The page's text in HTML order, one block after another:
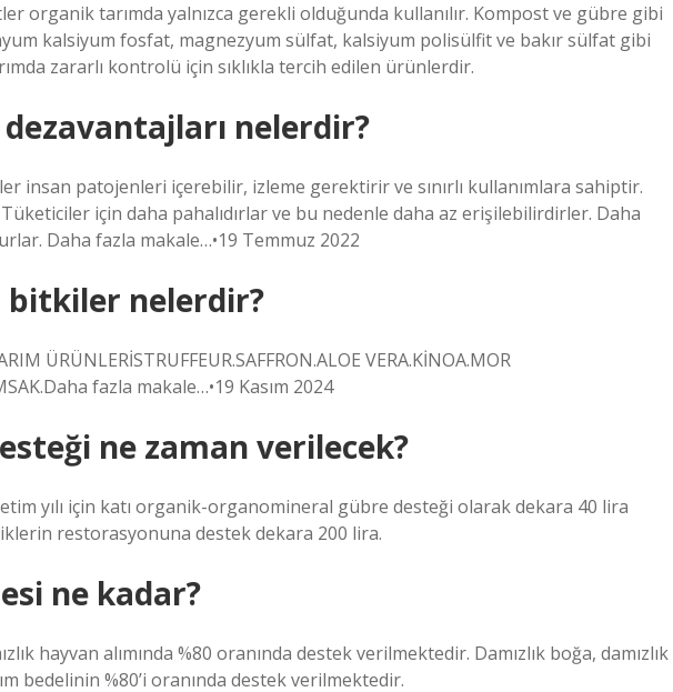
organik tarımda yalnızca gerekli olduğunda kullanılır. Kompost ve gübre gibi
kalsiyum fosfat, magnezyum sülfat, kalsiyum polisülfit ve bakır sülfat gibi
zararlı kontrolü için sıklıkla tercih edilen ürünlerdir.
nelerdir?
insan patojenleri içerebilir, izleme gerektirir ve sınırlı kullanımlara sahiptir.
için daha pahalıdırlar ve bu nedenle daha az erişilebilirdirler. Daha
Daha fazla makale…•19 Temmuz 2022
bitkiler nelerdir?
ÜRÜNLERİSTRUFFEUR.SAFFRON.ALOE VERA.KİNOA.MOR
fazla makale…•19 Kasım 2024
ne zaman verilecek?
yılı için katı organik-organomineral gübre desteği olarak dekara 40 lira
restorasyonuna destek dekara 200 lira.
ne kadar?
hayvan alımında %80 oranında destek verilmektedir. Damızlık boğa, damızlık
bedelinin %80’i oranında destek verilmektedir.